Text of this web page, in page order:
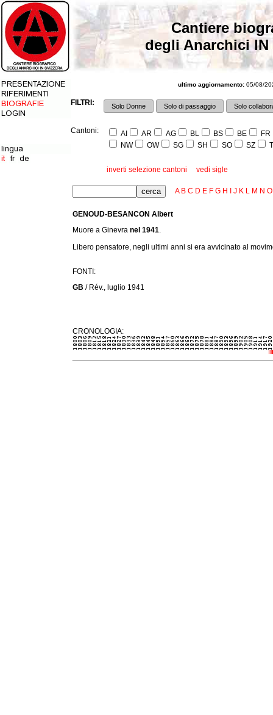
Cantiere
degli Anarchici IN
ultimo aggiornamento: 05/08/
FILTRI: Solo Donne Solo di passaggio Solo
Cantoni: AI AR AG BL BS BE
FR
NW
OW SG SH SO SZ
inverti selezione cantoni vedi sigle
A B C D E F G H J K L M N O
GENOUD-BESANCON Albert
Muore a Ginevra nel 1941.
Libero pensatore, negli ultimi anni si era avvicinato al
FONTI:
GB / Rév., luglio 1941
CRONOLOGIA: